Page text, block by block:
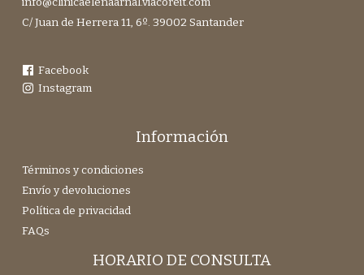
C/ Juan de Herrera 11, 6º. 39002 Santander
Facebook
Instagram
Información
Términos y condiciones
Envío y devoluciones
Política de privacidad
FAQs
HORARIO DE CONSULTA